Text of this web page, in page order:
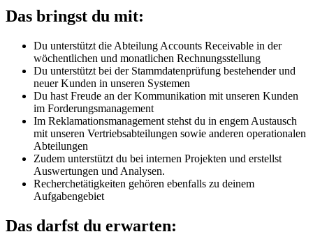
Das bringst du mit:
Du unterstützt die Abteilung Accounts Receivable in der
wöchentlichen und monatlichen Rechnungsstellung
Du unterstützt bei der Stammdatenprüfung bestehender und
neuer Kunden in unseren Systemen
Du hast Freude an der Kommunikation mit unseren Kunden
im Forderungsmanagement
Im Reklamationsmanagement stehst du in engem Austausch
mit unseren Vertriebsabteilungen sowie anderen operationalen
Abteilungen
Zudem unterstützt du bei internen Projekten und erstellst
Auswertungen und Analysen.
Recherchetätigkeiten gehören ebenfalls zu deinem
Aufgabengebiet
Das darfst du erwarten: